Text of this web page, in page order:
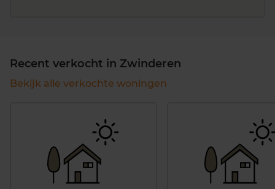
Recent verkocht in Zwinderen
Bekijk alle verkochte woningen